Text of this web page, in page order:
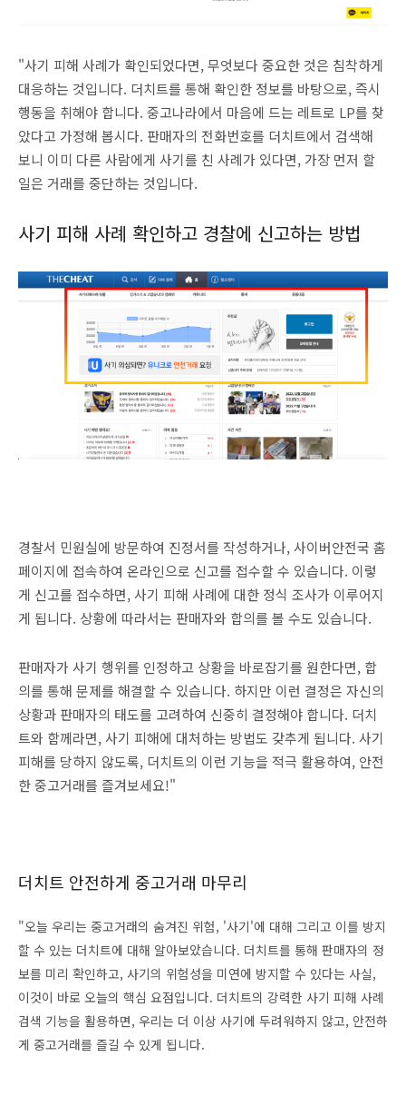
"사기 피해 사례가 확인되었다면, 무엇보다 중요한 것은 침착하게
대응하는 것입니다. 더치트를 통해 확인한 정보를 바탕으로, 즉시
행동을 취해야 합니다. 중고나라에서 마음에 드는 레트로 LP를 찾
았다고 가정해 봅시다. 판매자의 전화번호를 더치트에서 검색해
보니 이미 다른 사람에게 사기를 친 사례가 있다면, 가장 먼저 할
일은 거래를 중단하는 것입니다.
사기 피해 사례 확인하고 경찰에 신고하는 방법
경찰서 민원실에 방문하여 진정서를 작성하거나, 사이버안전국 홈
페이지에 접속하여 온라인으로 신고를 접수할 수 있습니다. 이렇
게 신고를 접수하면, 사기 피해 사례에 대한 정식 조사가 이루어지
게 됩니다. 상황에 따라서는 판매자와 합의를 볼 수도 있습니다.
판매자가 사기 행위를 인정하고 상황을 바로잡기를 원한다면, 합
의를 통해 문제를 해결할 수 있습니다. 하지만 이런 결정은 자신의
상황과 판매자의 태도를 고려하여 신중히 결정해야 합니다. 더치
트와 함께라면, 사기 피해에 대처하는 방법도 갖추게 됩니다. 사기
피해를 당하지 않도록, 더치트의 이런 기능을 적극 활용하여, 안전
한 중고거래를 즐겨보세요!"
더치트 안전하게 중고거래 마무리
"오늘 우리는 중고거래의 숨겨진 위험, '사기'에 대해 그리고 이를 방지
할 수 있는 더치트에 대해 알아보았습니다. 더치트를 통해 판매자의 정
보를 미리 확인하고, 사기의 위험성을 미연에 방지할 수 있다는 사실,
이것이 바로 오늘의 핵심 요점입니다. 더치트의 강력한 사기 피해 사례
검색 기능을 활용하면, 우리는 더 이상 사기에 두려워하지 않고, 안전하
게 중고거래를 즐길 수 있게 됩니다.